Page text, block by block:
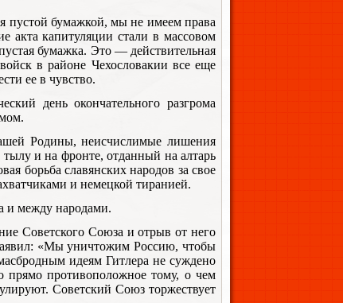
пустой бумажкой, мы не имеем права
акта капитуляции стали в массовом
бумажка. Это — действительная
в районе Чехословакии все еще
ее в чувство.
день окончательного разгрома
Родины, неисчислимые лишения
и на фронте, отданный на алтарь
борьба славянских народов за свое
и немецкой тиранией.
и между народами.
Советского Союза и отрыв от него
«Мы уничтожим Россию, чтобы
идеям Гитлера не суждено
прямо противоположное тому, о чем
Советский Союз торжествует